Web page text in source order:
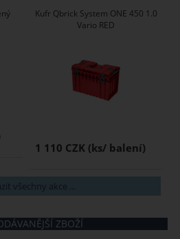
Kufr Qbrick System ONE 450 1.0
Vario RED
1 110 CZK
všechny akce ...
ZBOŽÍ